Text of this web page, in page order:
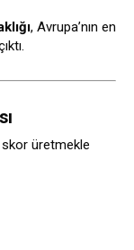
, Avrupa’nın en
skor üretmekle